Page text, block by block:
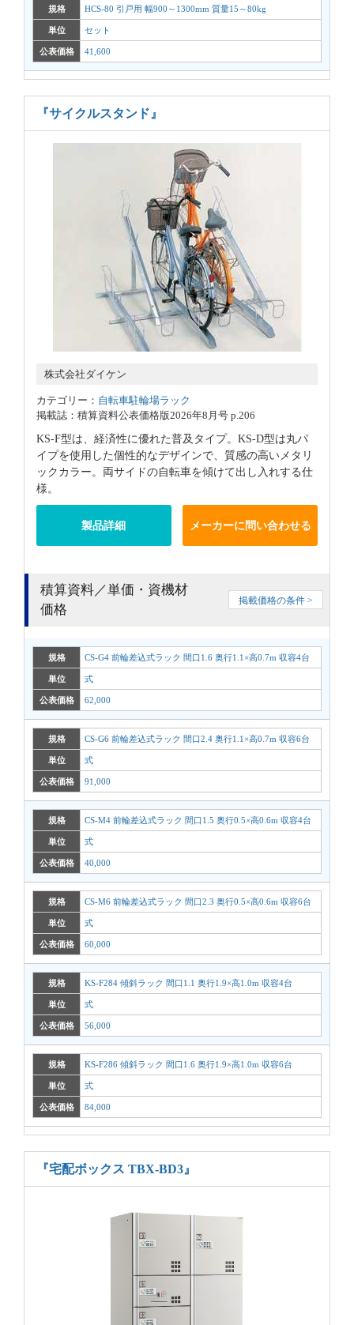
規格 HCS-80 引戸用 幅900～1300mm 質量15～80kg
単位 セット
公表価格 41,600
『サイクルスタンド』
株式会社ダイケン
カテゴリー： 自転車駐輪場ラック
掲載誌：積算資料公表価格版2026年8月号 p.206
KS-F型は、経済性に優れた普及タイプ。KS-D型は丸パ
イプを使用した個性的なデザインで、質感の高いメタリ
ックカラー。両サイドの自転車を傾けて出し入れする仕
様。
製品詳細 メーカーに問い合わせる
積算資料／単価・資機材
価格
掲載価格の条件 >
規格 CS-G4 前輪差込式ラック 間口1.6 奥行1.1×高0.7m 収容4台
単位 式
公表価格 62,000
規格 CS-G6 前輪差込式ラック 間口2.4 奥行1.1×高0.7m 収容6台
単位 式
公表価格 91,000
規格 CS-M4 前輪差込式ラック 間口1.5 奥行0.5×高0.6m 収容4台
単位 式
公表価格 40,000
規格 CS-M6 前輪差込式ラック 間口2.3 奥行0.5×高0.6m 収容6台
単位 式
公表価格 60,000
規格 KS-F284 傾斜ラック 間口1.1 奥行1.9×高1.0m 収容4台
単位 式
公表価格 56,000
規格 KS-F286 傾斜ラック 間口1.6 奥行1.9×高1.0m 収容6台
単位 式
公表価格 84,000
『宅配ボックス TBX-BD3』